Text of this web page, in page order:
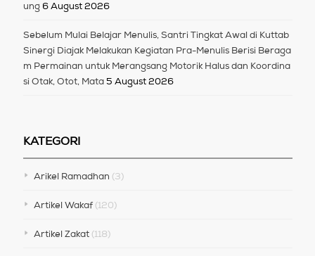
ung 6 August 2026
Sebelum Mulai Belajar Menulis, Santri Tingkat Awal di Kuttab
Sinergi Diajak Melakukan Kegiatan Pra-Menulis Berisi Beraga
m Permainan untuk Merangsang Motorik Halus dan Koordina
si Otak, Otot, Mata 5 August 2026
KATEGORI
Arikel Ramadhan (3)
Artikel Wakaf(120)
Artikel Zakat(118)